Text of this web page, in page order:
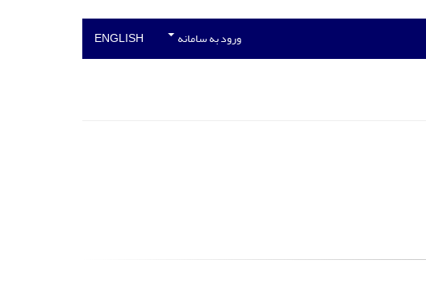
ورود به سامانه ENGLISH